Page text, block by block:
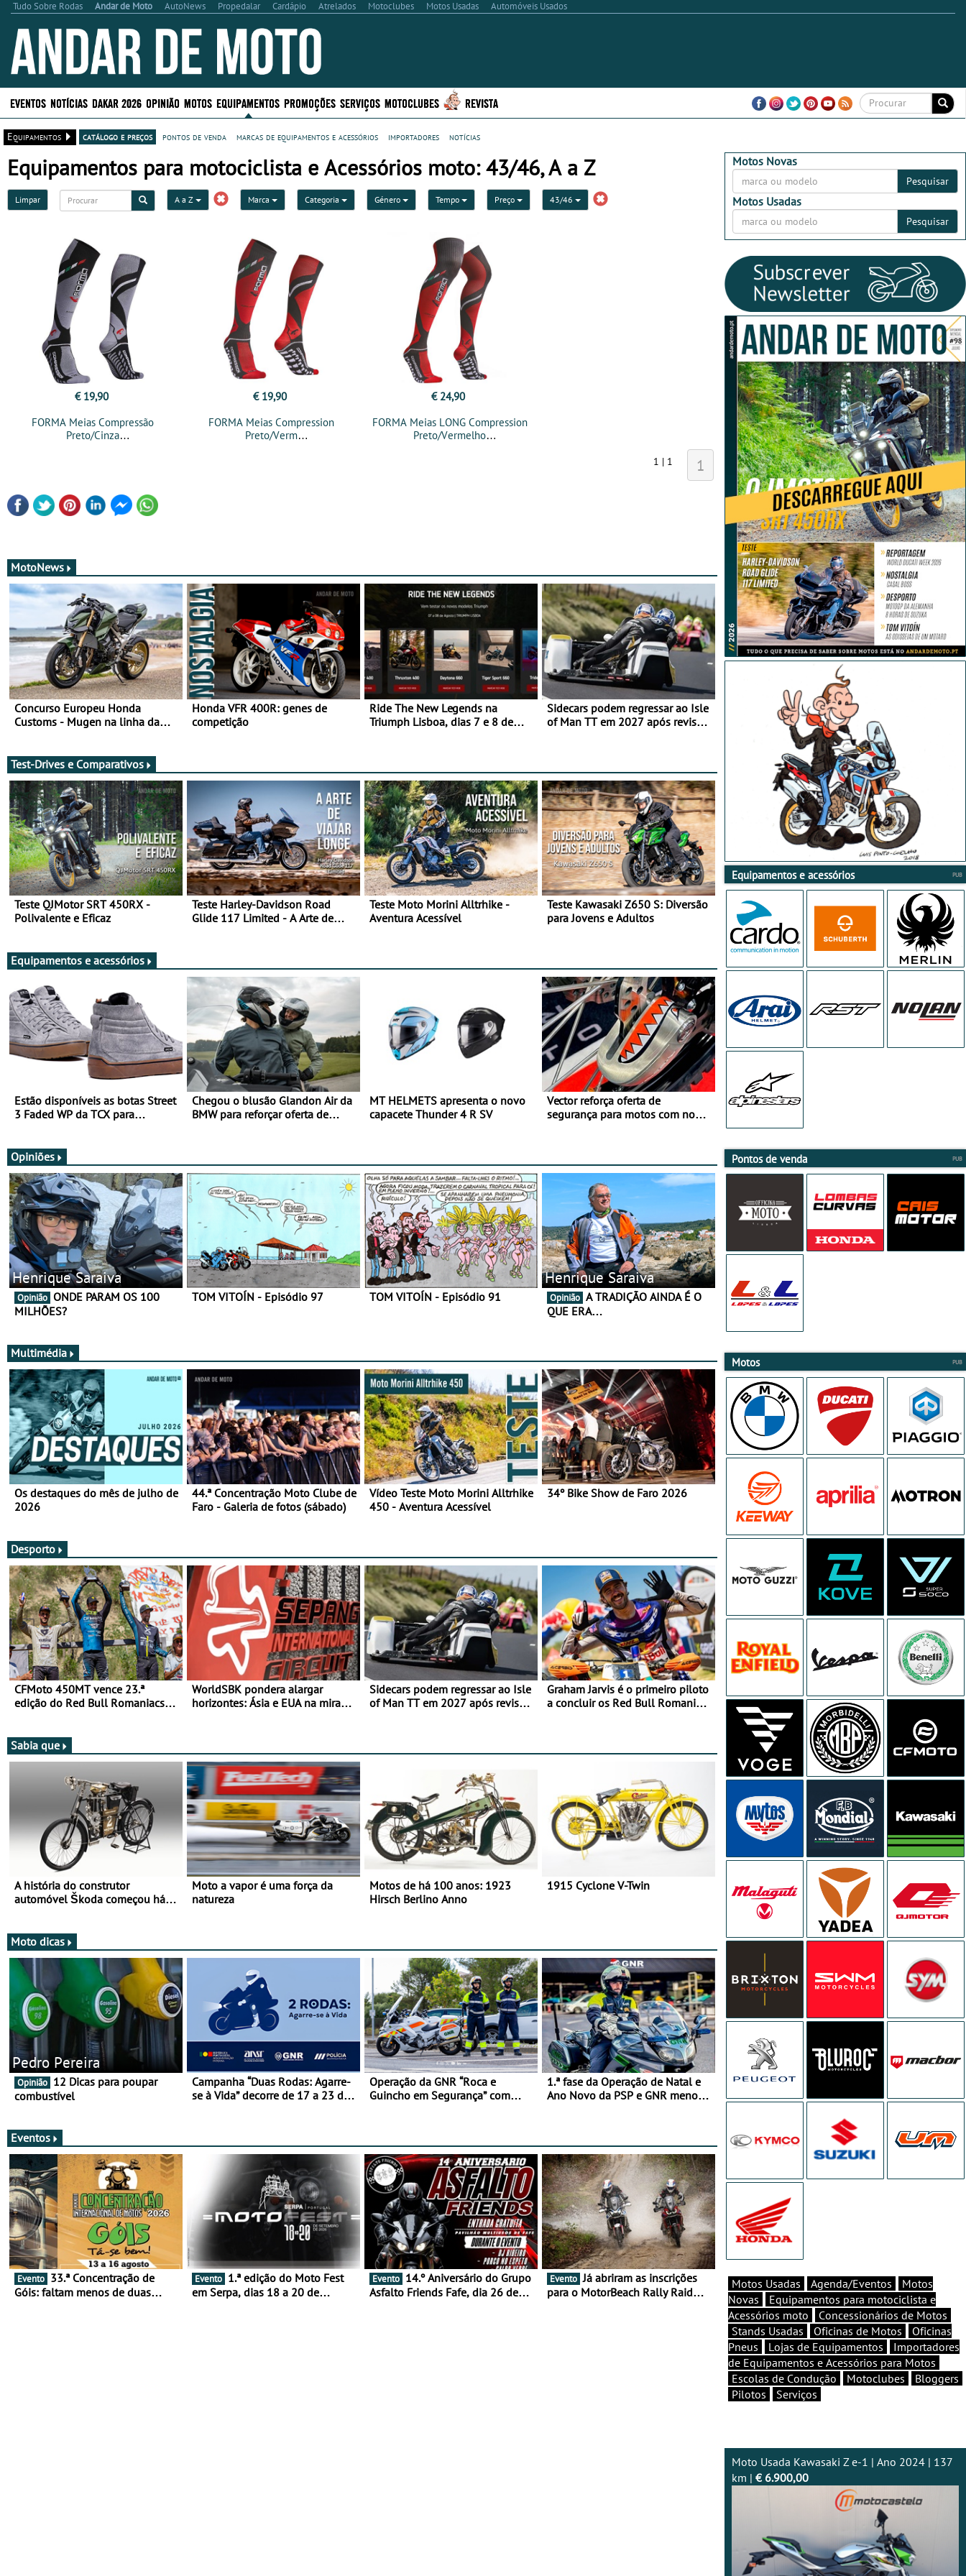
Tudo Sobre Rodas Andar de Moto AutoNews Propedalar Cardápio Atrelados Motoclubes Motos Usadas Automóveis Usados
EVENTOS NOTÍCIAS DAKAR 2026 OPINIÃO MOTOS EQUIPAMENTOS PROMOÇÕES SERVIÇOS MOTOCLUBES REVISTA
Equipamentos catálogo e preços pontos de venda marcas de equipamentos e acessórios importadores notícias
Equipamentos para motociclista e Acessórios moto: 43/46, A a Z
Limpar A a Z Marca Categoria Género Tempo Preço 43/46
€ 19,90
FORMA Meias Compressão
Preto/Cinza
€ 19,90
FORMA Meias Compression
Preto/Verm
€ 24,90
FORMA Meias LONG Compression
Preto/Vermelho
1 | 1 1
MotoNews
Concurso Europeu Honda
Customs - Mugen na linha da
Honda VFR 400R: genes de
competição
Ride The New Legends na
Triumph Lisboa, dias 7 e 8 de
Sidecars podem regressar ao Isle
of Man TT em 2027 após revisão
Test-Drives e Comparativos
Teste QJMotor SRT 450RX -
Polivalente e Eficaz
Teste Harley-Davidson Road
Glide 117 Limited - A Arte de
Teste Moto Morini Alltrhike -
Aventura Acessível
Teste Kawasaki Z650 S: Diversão
para Jovens e Adultos
Equipamentos e acessórios
Estão disponíveis as botas Street
3 Faded WP da TCX para
Chegou o blusão Glandon Air da
BMW para reforçar oferta de
MT HELMETS apresenta o novo
capacete Thunder 4 R SV
Vector reforça oferta de
segurança para motos com nova
Opiniões
Henrique Saraiva
Opinião
MILHÕES?
TOM VITOÍN - Episódio 97 TOM VITOÍN - Episódio 91
Henrique Saraiva
Opinião
QUE ERA…
Multimédia
Os destaques do mês de julho de
2026
44.ª Concentração Moto Clube de
Faro - Galeria de fotos (sábado)
Vídeo Teste Moto Morini Alltrhike
450 - Aventura Acessível
34º Bike Show de Faro 2026
Desporto
CFMoto 450MT vence 23.ª
edição do Red Bull Romaniacs
WorldSBK pondera alargar
horizontes: Ásia e EUA na mira
Sidecars podem regressar ao Isle
of Man TT em 2027 após revisão
Graham Jarvis é o primeiro piloto
a concluir os Red Bull Romaniacs
Sabia que
A história do construtor
automóvel Škoda começou há
Moto a vapor é uma força da
natureza
Motos de há 100 anos: 1923
Hirsch Berlino Anno
1915 Cyclone V-Twin
Moto dicas
Pedro Pereira
Opinião
combustível
Campanha “Duas Rodas: Agarre-
se à Vida” decorre de 17 a 23 de
Operação da GNR “Roca e
Guincho em Segurança” com
1.ª fase da Operação de Natal e
Ano Novo da PSP e GNR menos
Eventos
Evento
Góis: faltam menos de duas
Evento
em Serpa, dias 18 a 20 de
Evento
Asfalto Friends Fafe, dia 26 de
Evento Já abriram as inscrições
para o MotorBeach Rally Raid
Motos Novas
Pesquisar
Motos Usadas
Pesquisar
Equipamentos e acessórios
Pontos de venda
Motos
Motos Usadas Agenda/Eventos
Motos
Novas
Equipamentos para motociclista e
Acessórios moto
Concessionários de Motos
Stands Usadas
Oficinas de Motos
Oficinas
Pneus
Lojas de Equipamentos
Importadores
de Equipamentos e Acessórios para Motos
Escolas de Condução
Motoclubes
Bloggers
Pilotos
Serviços
Moto Usada Kawasaki Z e-1 | Ano 2024 | 137
km | € 6.900,00